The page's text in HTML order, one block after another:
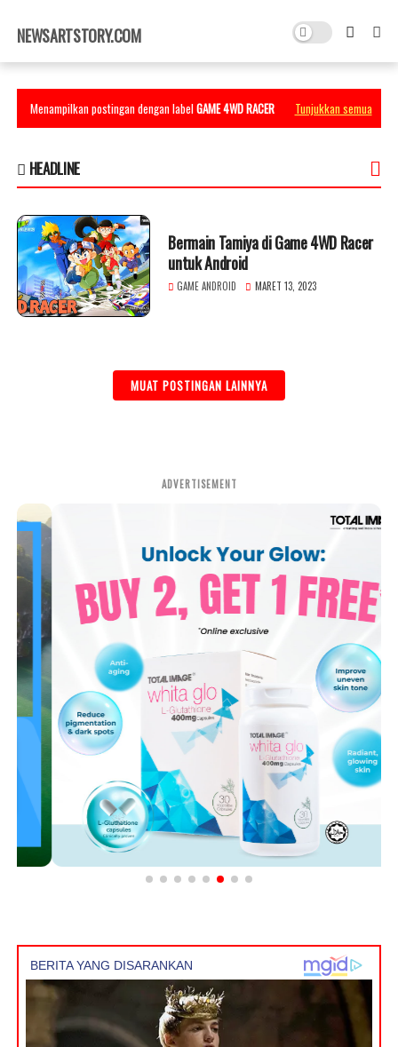
×
NEWSARTSTORY.COM
Menampilkan postingan dengan labelGAME 4WD RACER Tunjukkan semua
HEADLINE
Bermain Tamiya di Game 4WD Racer
untuk Android
GAME ANDROID MARET 13, 2023
MUAT POSTINGAN LAINNYA
ADVERTISEMENT